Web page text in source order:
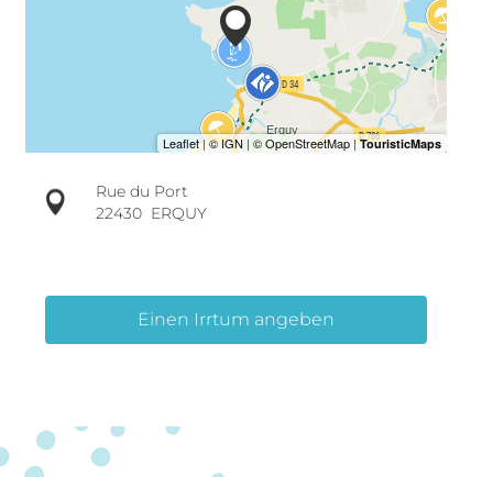
Rue du Port
22430 ERQUY
Einen Irrtum angeben